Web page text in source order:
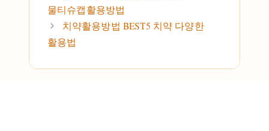
물티슈캡활용방법
치약활용방법 BEST5 치약 다양한
활용법